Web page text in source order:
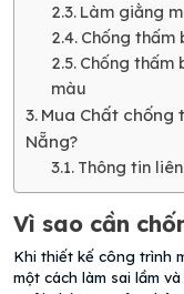
Làm giằng
Chống thấm
Chống thấm
màu
Mua Chất
Nẵng?
Thông tin liên
Vì sao cần
Khi thiết kế công trình
một cách làm sai lầm